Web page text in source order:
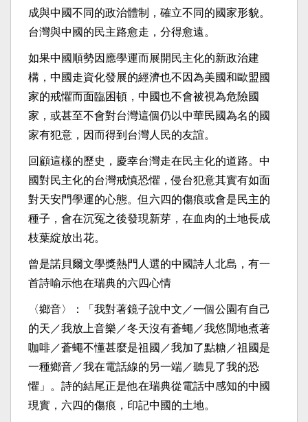
成與中國不同的政治體制，確立不同的國家形貌。
台灣與中國的民主路愈走，分得愈遠。
如果中國順勢因應學運而展開民主化的新政治建
構，中國走資化發展的經濟也不因為美國和歐盟國
家的戒懼而面臨困頓，中國也不會被視為危險國
家，或甚至不會對台灣這個仍以中華民國為名的國
家有犯意，因而得到台灣人民的友誼。
回顧這樣的歷史，慶幸台灣走在民主化的道路。中
國對民主化的台灣戒慎恐懼，侵台犯意其實有如面
對天安門學運的心態。但六四的傷痕或會是民主的
種子，會在沉冤之後發現新芽，在血肉的土地長成
枝葉綻放出花。
曾是諾貝爾文學獎熱門人選的中國詩人北島，有一
首詩喻示他在瑞典的六四心情
〈鄉音〉：「我對著鏡子說中文／一個公園有自己
的天／我放上音樂／冬天沒有蒼蠅／我悠閒地煮著
咖啡／蒼蠅不懂甚麼是祖國／我加了點糖／祖國是
一種鄉音／我在電話線的另一端／聽見了我的恐
懼」。詩的結尾正是他在瑞典從電話中感知的中國
現實，六四的傷痕，印記中國的土地。